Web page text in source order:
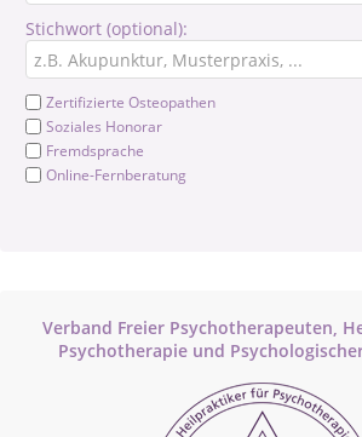
Stichwort (optional):
Zertifizierte Osteopathen
Soziales Honorar
Fremdsprache
Online-Fernberatung
Verband Freier Psychotherapeuten,
Psychotherapie und